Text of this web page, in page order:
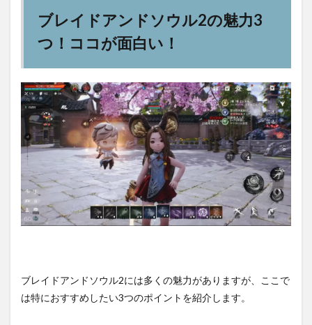
ブレイドアンドソウル2の魅力3
つ！ココが面白い！
ブレイドアンドソウル2には多くの魅力がありますが、ここで
は特におすすめしたい3つのポイントを紹介します。